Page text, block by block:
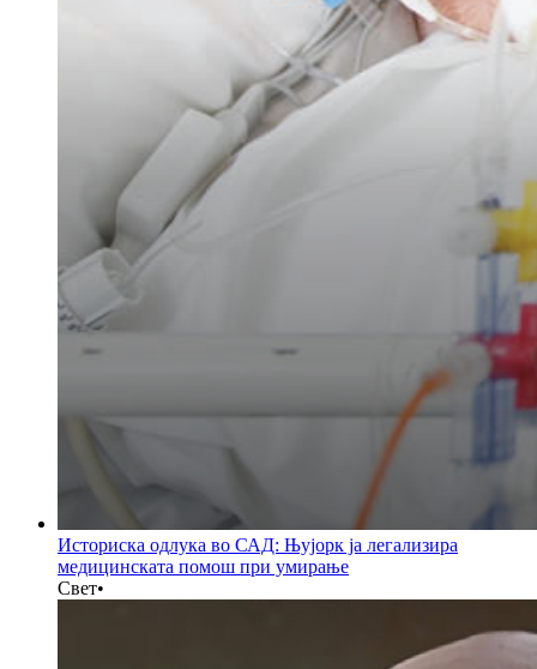
Историска одлука во САД: Њујорк ја легализира
медицинската помош при умирање
Свет•